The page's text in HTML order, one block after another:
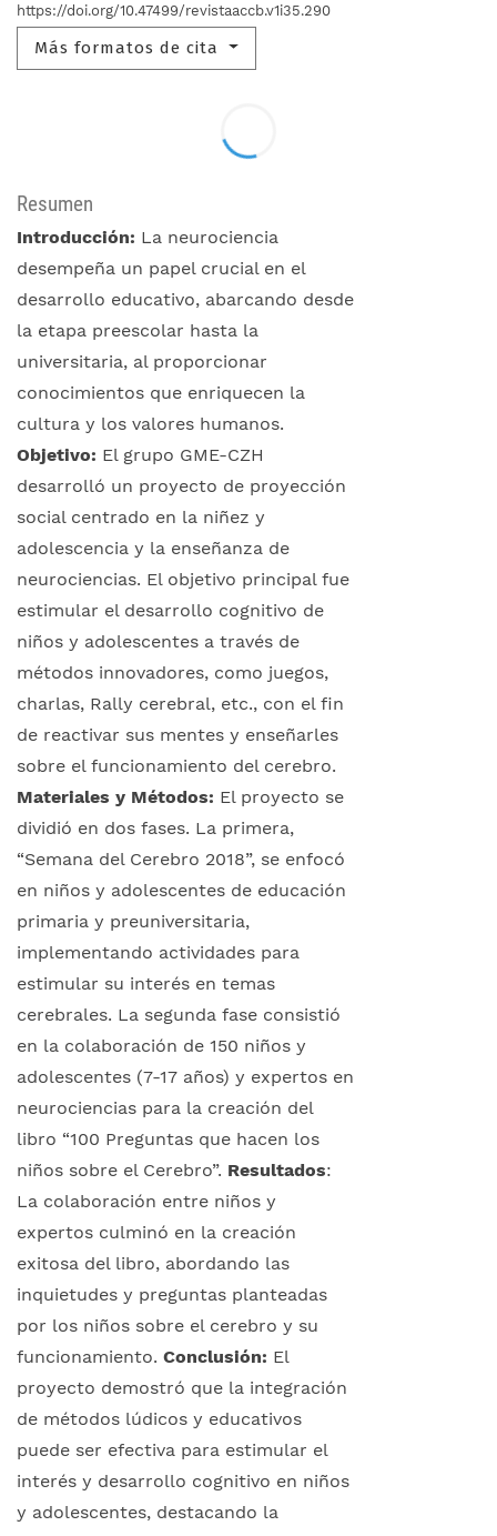
https://doi.org/10.47499/revistaaccb.v1i35.290
Más formatos de cita
Resumen
Introducción: La neurociencia
desempeña un papel crucial en el
desarrollo educativo, abarcando desde
la etapa preescolar hasta la
universitaria, al proporcionar
conocimientos que enriquecen la
cultura y los valores humanos.
Objetivo: El grupo GME-CZH
desarrolló un proyecto de proyección
social centrado en la niñez y
adolescencia y la enseñanza de
neurociencias. El objetivo principal fue
estimular el desarrollo cognitivo de
niños y adolescentes a través de
métodos innovadores, como juegos,
charlas, Rally cerebral, etc., con el fin
de reactivar sus mentes y enseñarles
sobre el funcionamiento del cerebro.
Materiales y Métodos: El proyecto se
dividió en dos fases. La primera,
“Semana del Cerebro 2018”, se enfocó
en niños y adolescentes de educación
primaria y preuniversitaria,
implementando actividades para
estimular su interés en temas
cerebrales. La segunda fase consistió
en la colaboración de 150 niños y
adolescentes (7-17 años) y expertos en
neurociencias para la creación del
libro “100 Preguntas que hacen los
niños sobre el Cerebro”. Resultados:
La colaboración entre niños y
expertos culminó en la creación
exitosa del libro, abordando las
inquietudes y preguntas planteadas
por los niños sobre el cerebro y su
funcionamiento. Conclusión: El
proyecto demostró que la integración
de métodos lúdicos y educativos
puede ser efectiva para estimular el
interés y desarrollo cognitivo en niños
y adolescentes, destacando la